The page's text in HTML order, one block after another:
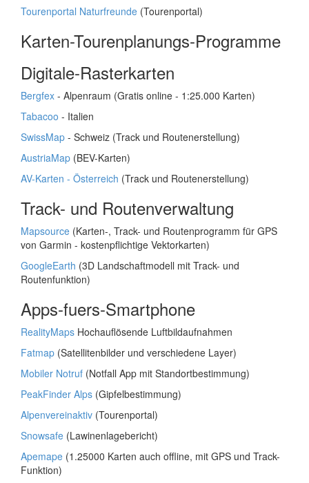
Tourenportal Naturfreunde (Tourenportal)
Karten-Tourenplanungs-Programme
Digitale-Rasterkarten
Bergfex - Alpenraum (Gratis online - 1:25.000 Karten)
Tabacoo - Italien
SwissMap - Schweiz (Track und Routenerstellung)
AustriaMap (BEV-Karten)
AV-Karten - Österreich (Track und Routenerstellung)
Track- und Routenverwaltung
Mapsource (Karten-, Track- und Routenprogramm für GPS
von Garmin - kostenpflichtige Vektorkarten)
GoogleEarth (3D Landschaftmodell mit Track- und
Routenfunktion)
Apps-fuers-Smartphone
RealityMaps Hochauflösende Luftbildaufnahmen
Fatmap (Satellitenbilder und verschiedene Layer)
Mobiler Notruf (Notfall App mit Standortbestimmung)
PeakFinder Alps (Gipfelbestimmung)
Alpenvereinaktiv (Tourenportal)
Snowsafe (Lawinenlagebericht)
Apemape (1.25000 Karten auch offline, mit GPS und Track-
Funktion)